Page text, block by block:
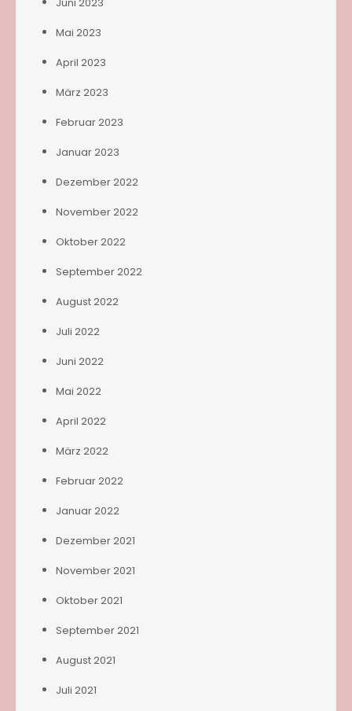
Mai 2023
April 2023
März 2023
Februar 2023
Januar 2023
Dezember 2022
November 2022
Oktober 2022
September 2022
August 2022
Juli 2022
Juni 2022
Mai 2022
April 2022
März 2022
Februar 2022
Januar 2022
Dezember 2021
November 2021
Oktober 2021
September 2021
August 2021
Juli 2021